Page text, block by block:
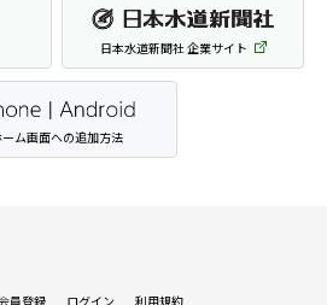
日本水道新聞社 企業サイト
ーム画面への追加方法
員登録 ログイン 利用規約